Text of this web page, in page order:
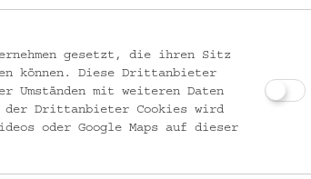
gesetzt, die ihren Sitz
können. Diese Drittanbieter
Umständen mit weiteren Daten
der Drittanbieter Cookies wird
oder Google Maps auf dieser